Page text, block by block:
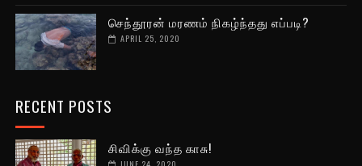
செந்தூரன் மரணம் நிகழ்ந்தது எப்படி?
APRIL 25, 2020
RECENT POSTS
சிவிக்கு வந்த காசு!